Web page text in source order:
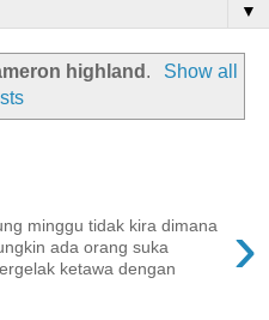
▼
highland .
Show all
›
minggu tidak kira dimana
ada orang suka
ketawa dengan